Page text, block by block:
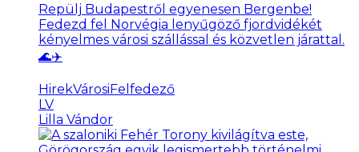
Repülj Budapestről egyenesen Bergenbe!
Fedezd fel Norvégia lenyűgöző fjordvidékét
kényelmes városi szállással és közvetlen járattal.
🌊✈️
HirekVárosiFelfedező
LV
Lilla Vándor